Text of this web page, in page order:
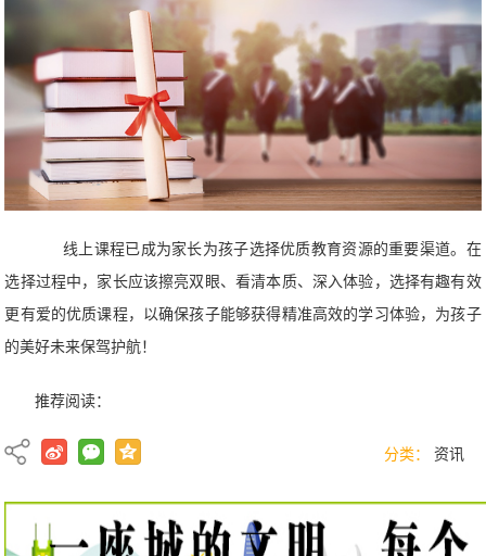
线上课程已成为家长为孩子选择优质教育资源的重要渠道。在
选择过程中，家长应该擦亮双眼、看清本质、深入体验，选择有趣有效
更有爱的优质课程，以确保孩子能够获得精准高效的学习体验，为孩子
的美好未来保驾护航！
推荐阅读：
分类： 资讯